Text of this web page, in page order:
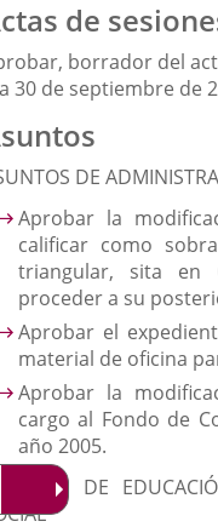
de
borrador del
30 de septiembre de
DE
Aprobar la
calificar como
triangular, sita en
proceder a su
Aprobar el
material de oficina
Aprobar la
cargo al Fondo de
año 2005.
DE